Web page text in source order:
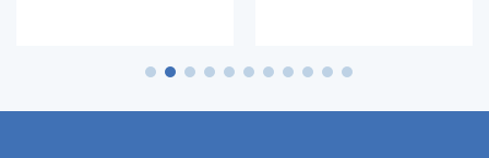
1 2 3 4 5 6 7 8 9 10 11